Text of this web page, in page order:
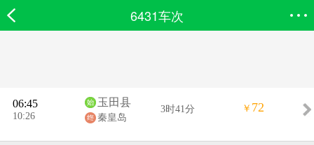
6431车次
06:45
10:26
玉田县
秦皇岛
3时41分 ￥ 72